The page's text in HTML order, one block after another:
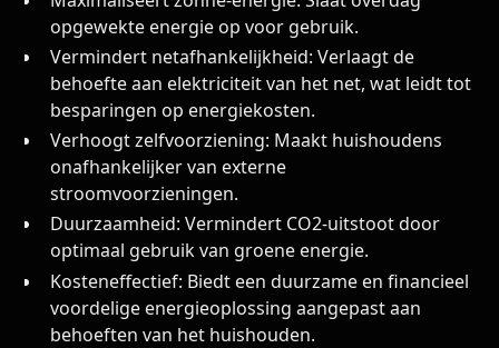
opgewekte energie op voor gebruik.
Vermindert netafhankelijkheid: Verlaagt de
behoefte aan elektriciteit van het net, wat leidt tot
besparingen op energiekosten.
Verhoogt zelfvoorziening: Maakt huishoudens
onafhankelijker van externe
stroomvoorzieningen.
Duurzaamheid: Vermindert CO2-uitstoot door
optimaal gebruik van groene energie.
Kosteneffectief: Biedt een duurzame en financieel
voordelige energieoplossing aangepast aan
behoeften van het huishouden.